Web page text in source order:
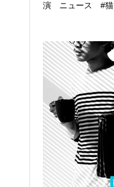
演 ニュース#猫